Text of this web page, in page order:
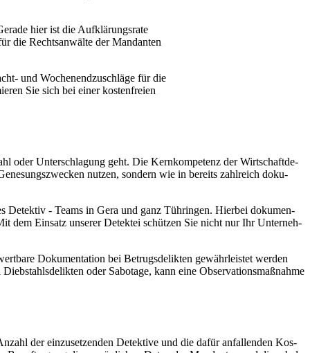
hier ist die Auf­klä­rungs­ra­te
die Rechts­an­wäl­te der Man­dan­ten
und Wochen­end­zu­schlä­ge für die
Sie sich bei einer kos­ten­frei­en
oder Unter­schla­gung geht. Die Kern­kom­pe­tenz der Wirt­schaft­de­
nut­zen, son­dern wie in bereits zahl­reich doku­
Detek­tiv - Teams in Gera und ganz Tüh­rin­gen. Hier­bei doku­men­
dem Ein­satz unse­rer Detek­tei schüt­zen Sie nicht nur Ihr Unter­neh­
Doku­men­ta­ti­on bei Betrugs­de­lik­ten gewähr­leis­tet wer­den
oder Sabo­ta­ge, kann eine Obser­va­ti­ons­maß­nah­me
der ein­zu­set­zen­den Detek­ti­ve und die dafür anfal­len­den Kos­